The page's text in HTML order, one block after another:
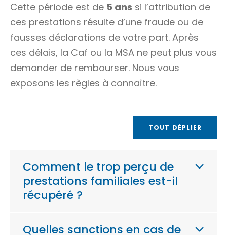
Cette période est de 5 ans si l’attribution de
ces prestations résulte d’une fraude ou de
fausses déclarations de votre part. Après
ces délais, la Caf ou la MSA ne peut plus vous
demander de rembourser. Nous vous
exposons les règles à connaître.
TOUT DÉPLIER
Comment le trop perçu de
prestations familiales est-il
récupéré ?
Quelles sanctions en cas de